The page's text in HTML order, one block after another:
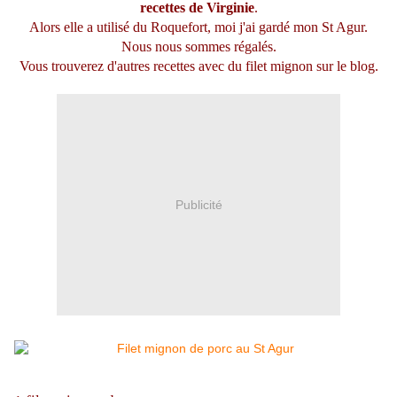
recettes de Virginie.
Alors elle a utilisé du Roquefort, moi j'ai gardé mon St Agur.
Nous nous sommes régalés.
Vous trouverez d'autres recettes avec du filet mignon sur le blog.
Publicité